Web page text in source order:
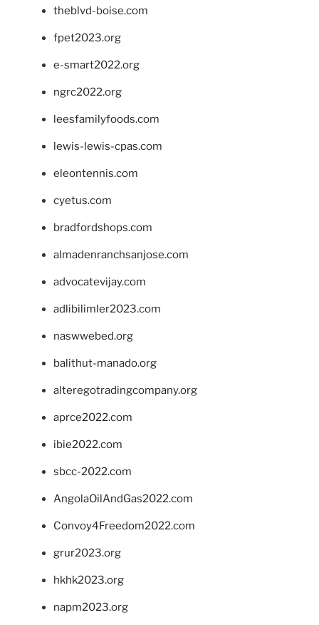
theblvd-boise.com
fpet2023.org
e-smart2022.org
ngrc2022.org
leesfamilyfoods.com
lewis-lewis-cpas.com
eleontennis.com
cyetus.com
bradfordshops.com
almadenranchsanjose.com
advocatevijay.com
adlibilimler2023.com
naswwebed.org
balithut-manado.org
alteregotradingcompany.org
aprce2022.com
ibie2022.com
sbcc-2022.com
AngolaOilAndGas2022.com
Convoy4Freedom2022.com
grur2023.org
hkhk2023.org
napm2023.org